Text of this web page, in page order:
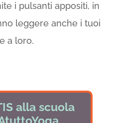
i pulsanti appositi, in
leggere anche i tuoi
a loro.
alla scuola